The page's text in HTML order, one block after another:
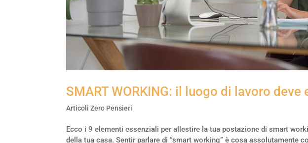
SMART WORKING: il luogo di lavoro deve
Articoli Zero Pensieri
Ecco i 9 elementi essenziali per allestire la tua postazione di smart
della tua casa. Sentir parlare di “smart working” è cosa assolutamente